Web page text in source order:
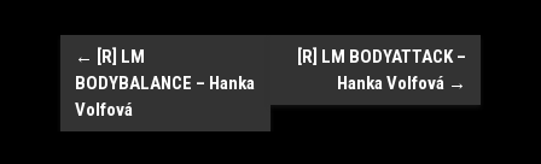
Post
navigation
← [R] LM
BODYBALANCE – Hanka
Volfová
[R] LM BODYATTACK –
Hanka Volfová →